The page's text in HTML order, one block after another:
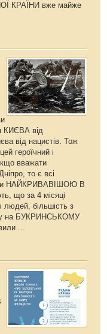
КРАЇНИ вже майже
КИЄВА від
від нацистів. Тож
героїчний і
вважати
то є всі
НАЙКРИВАВІШОЮ В
що за 4 місяці
людей, більшість з
на БУКРИНСЬКОМУ
...